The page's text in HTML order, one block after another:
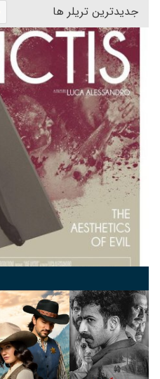
جدیدترین تریلر ها